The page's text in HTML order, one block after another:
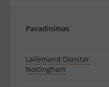
Pavadinimas
Lallemand Danstar
Nottingham